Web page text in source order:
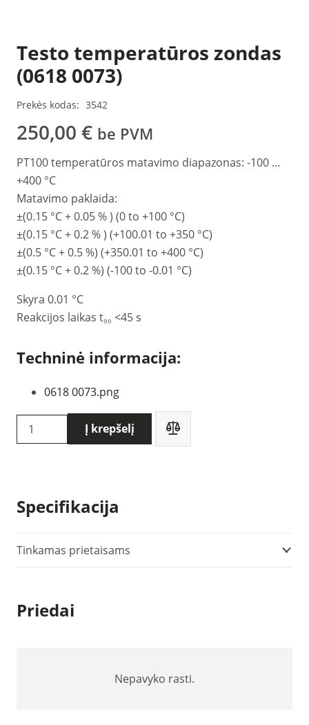
Testo temperatūros zondas
(0618 0073)
Prekės kodas: 3542
250,00 € be PVM
PT100 temperatūros matavimo diapazonas: -100 …
+400 °C
Matavimo paklaida:
±(0.15 °C + 0.05 % ) (0 to +100 °C)
±(0.15 °C + 0.2 % ) (+100.01 to +350 °C)
±(0.5 °C + 0.5 %) (+350.01 to +400 °C)
±(0.15 °C + 0.2 %) (-100 to -0.01 °C)
Skyra 0.01 °C
Reakcijos laikas t₉₀ <45 s
Techninė informacija:
0618 0073.png
produkto
kiekis:
(0618
0073)
Į krepšelį
Specifikacija
Tinkamas prietaisams
Priedai
Nepavyko rasti.